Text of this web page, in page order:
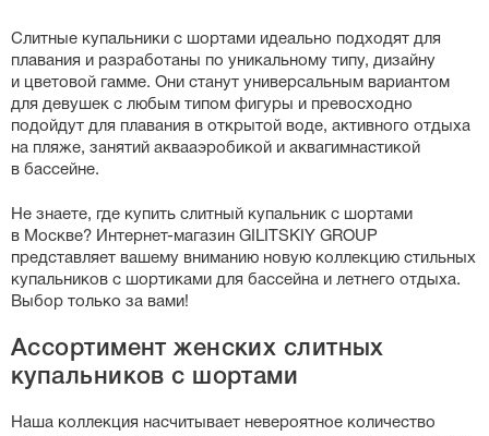
Слитные купальники с шортами идеально подходят для
плавания и разработаны по уникальному типу, дизайну
и цветовой гамме. Они станут универсальным вариантом
для девушек с любым типом фигуры и превосходно
подойдут для плавания в открытой воде, активного отдыха
на пляже, занятий аквааэробикой и аквагимнастикой
в бассейне.
Не знаете, где купить слитный купальник с шортами
в Москве? Интернет-магазин GILITSKIY GROUP
представляет вашему вниманию новую коллекцию стильных
купальников с шортиками для бассейна и летнего отдыха.
Выбор только за вами!
Ассортимент женских слитных
купальников с шортами
Наша коллекция насчитывает невероятное количество